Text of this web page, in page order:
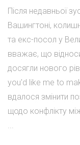
Після недавньої
Вашингтоні,
та екс-посол у
вважає, що
досягли нового
you'd like me to
вдалося змінити
щодо конфлікту
...